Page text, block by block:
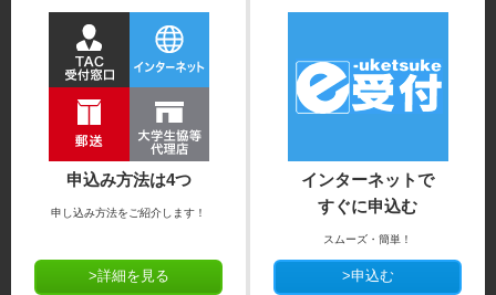
申込み方法は4つ
申し込み方法をご紹介します！
>詳細を見る
インターネットで
すぐに申込む
スムーズ・簡単！
>申込む